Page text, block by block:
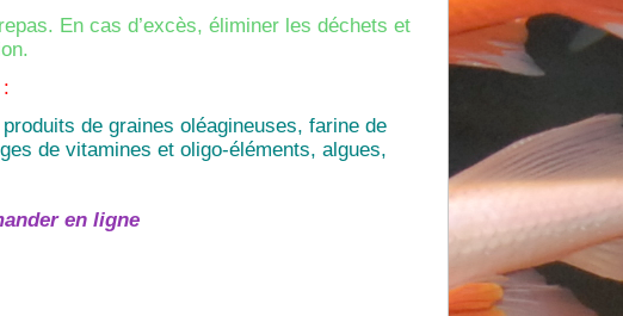
En cas d’excès, éliminer les déchets et
de graines oléagineuses, farine de
de vitamines et oligo-éléments, algues,
en ligne